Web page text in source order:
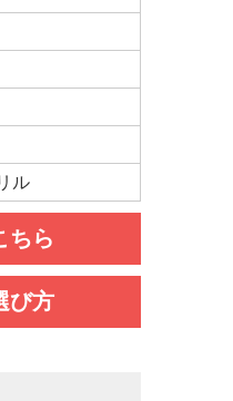
ル
ちら
び方